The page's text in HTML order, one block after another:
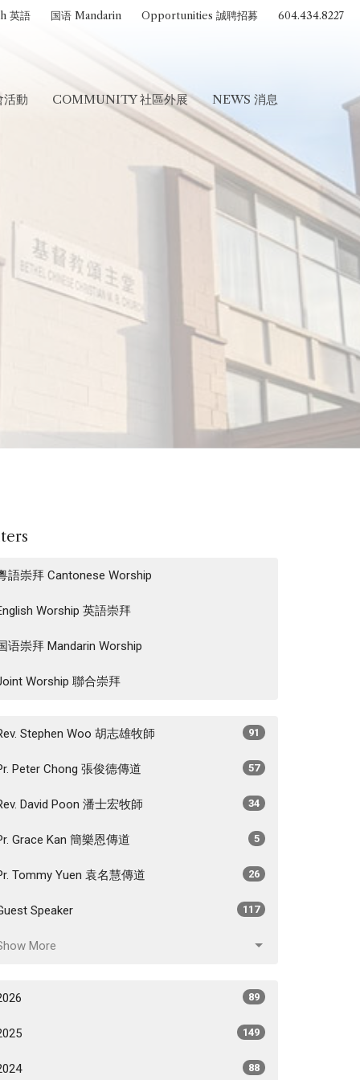
英語 国语 Mandarin Opportunities 誠聘招募 604.434.8227
動 COMMUNITY 社區外展 NEWS 消息
語崇拜 Cantonese Worship
Worship 英語崇拜
语崇拜 Mandarin Worship
Worship 聯合崇拜
Stephen Woo 胡志雄牧師 91
Peter Chong 張俊德傳道 57
David Poon 潘士宏牧師 34
Grace Kan 簡樂恩傳道 5
Tommy Yuen 袁名慧傳道 26
Speaker 117
More
89
149
88